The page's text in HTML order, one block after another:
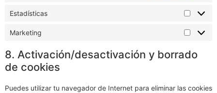
Estadísticas
Marketing
8. Activación/desactivación y borrado
de cookies
Puedes utilizar tu navegador de Internet para eliminar las cookies